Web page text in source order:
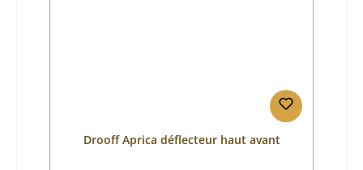
Drooff Aprica déflecteur haut avant